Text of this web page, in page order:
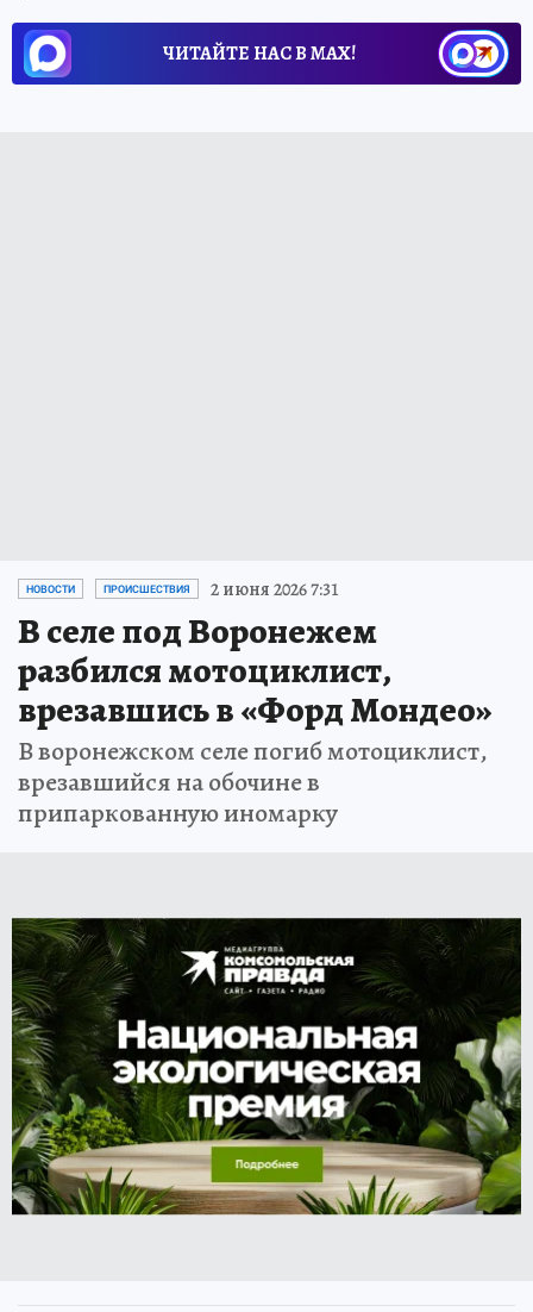
ЧИТАЙТЕ НАС В МАХ!
НОВОСТИ ПРОИСШЕСТВИЯ 2 июня 2026 7:31
В селе под Воронежем
разбился мотоциклист,
врезавшись в «Форд Мондео»
В воронежском селе погиб мотоциклист,
врезавшийся на обочине в
припаркованную иномарку